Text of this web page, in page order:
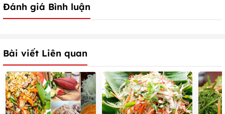
Đánh giá Bình luận
Bài viết Liên quan